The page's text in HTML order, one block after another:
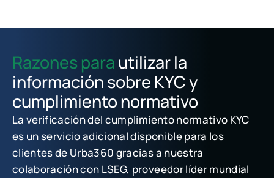
Razones parautilizar la
información sobre KYC y
cumplimiento normativo
La verificación del cumplimiento normativo KYC
es un servicio adicional disponible para los
clientes de Urba360 gracias a nuestra
colaboración con LSEG, proveedor líder mundial